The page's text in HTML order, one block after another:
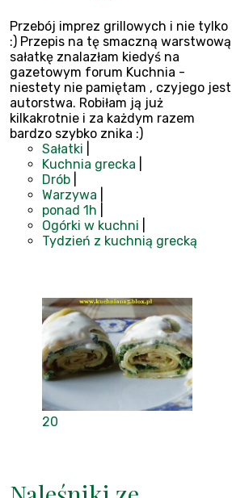
Przebój imprez grillowych i nie tylko
:) Przepis na tę smaczną warstwową
sałatkę znalazłam kiedyś na
gazetowym forum Kuchnia -
niestety nie pamiętam , czyjego jest
autorstwa. Robiłam ją już
kilkakrotnie i za każdym razem
bardzo szybko znika :)
Sałatki
Kuchnia grecka
Drób
Warzywa
ponad 1h
Ogórki w kuchni
Tydzień z kuchnią grecką
20